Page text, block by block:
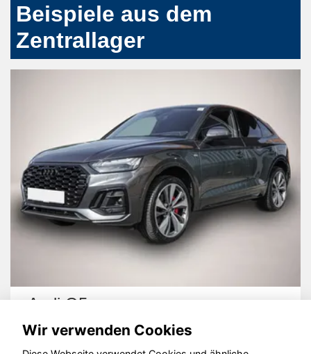
Beispiele aus dem
Zentrallager
Audi Q5
Wir verwenden Cookies